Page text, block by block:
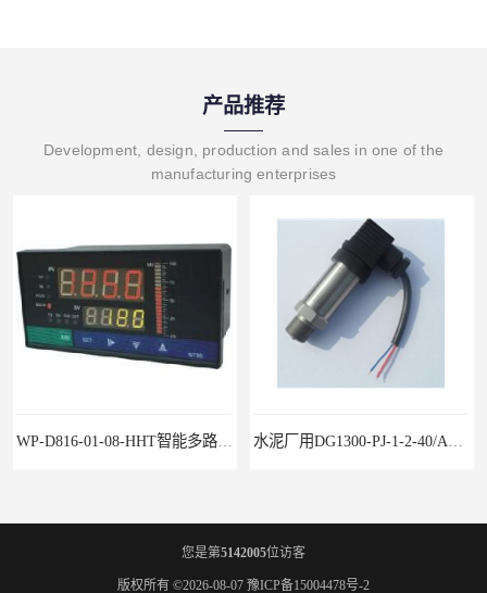
产品推荐
Development, design, production and sales in one of the
manufacturing enterprises
您是第5142005位访客
版权所有 ©2026-08-07 豫ICP备15004478号-2